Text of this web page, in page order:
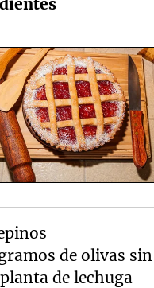
de olivas
de lechuga